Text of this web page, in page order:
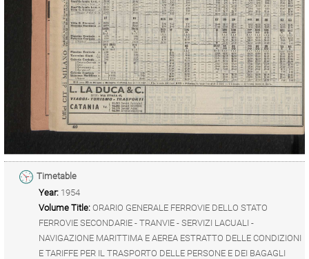
Timetable
Year: 1954
Volume Title: ORARIO GENERALE FERROVIE DELLO STATO
FERROVIE SECONDARIE - TRANVIE - SERVIZI LACUALI -
NAVIGAZIONE MARITTIMA E AEREA ESTRATTO DELLE CONDIZIONI
E TARIFFE PER IL TRASPORTO DELLE PERSONE E DEI BAGAGLI